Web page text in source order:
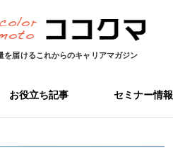
を届けるこれからのキャリアマガジン
お役立ち記事 セミナー情報